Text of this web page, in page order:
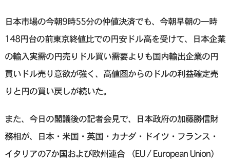
日本市場の今朝9時55分の仲値決済でも、今朝早朝の一時
148円台の前東京終値比での円安ドル高を受けて、日本企業
の輸入実需の円売りドル買い需要よりも国内輸出企業の円
買いドル売り意欲が強く、高値圏からのドルの利益確定売
りと円の買い戻しが続いた。
また、今日の閣議後の記者会見で、日本政府の加藤勝信財
務相が、日本・米国・英国・カナダ・ドイツ・フランス・
イタリアの7か国および欧州連合 （EU / European Union）